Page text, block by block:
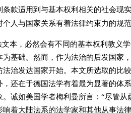
条款适用到与基本权利相关的社会现
个人与国家关系有着法律约束力的规
本，必然会有不同的基本权利教义
为基础。然而，作为法治的后发国家
法治发达国家开始。本文所选取的比
，还在于德国法学有着最为显著的体
。诚如美国学者梅利曼所言：“尽管
着大陆法系的法学家和其他从事法